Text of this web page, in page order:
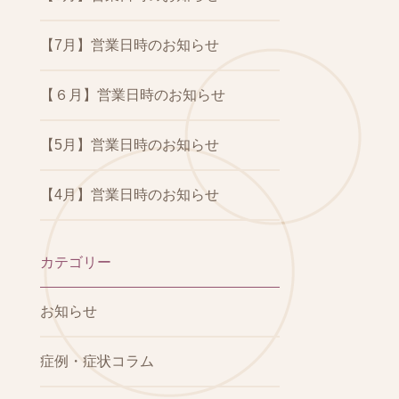
【7月】営業日時のお知らせ
【６月】営業日時のお知らせ
【5月】営業日時のお知らせ
【4月】営業日時のお知らせ
カテゴリー
お知らせ
症例・症状コラム